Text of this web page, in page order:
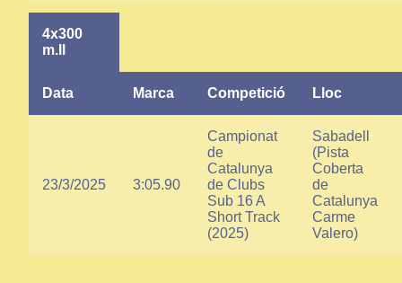
4x300
m.ll
Data Marca Competició Lloc
23/3/2025 3:05.90
Campionat
de
Catalunya
de Clubs
Sub 16 A
Short Track
(2025)
Sabadell
(Pista
Coberta
de
Catalunya
Carme
Valero)